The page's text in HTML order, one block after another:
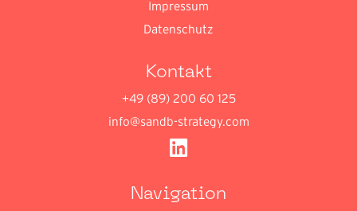
Impressum
Datenschutz
Kontakt
+49 (89) 200 60 125
info@sandb-strategy.com
Navigation